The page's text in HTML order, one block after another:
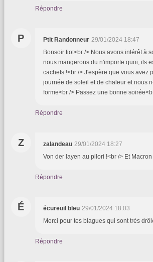
Répondre
P Ptit Randonneur 29/01/2024 18:47
Bonsoir tiot<br /> Nous avons intérêt à
nous mangerons du n'importe quoi, ils
cachets !<br /> J'espère que vous avez
journée de soleil et de chaleur et nous
forme<br /> Passez une bonne
Répondre
Z zalandeau 29/01/2024 18:27
Von der layen au pilori !<br /> Et
Répondre
É écureuil bleu 29/01/2024 18:03
Merci pour tes blagues qui sont très
Répondre